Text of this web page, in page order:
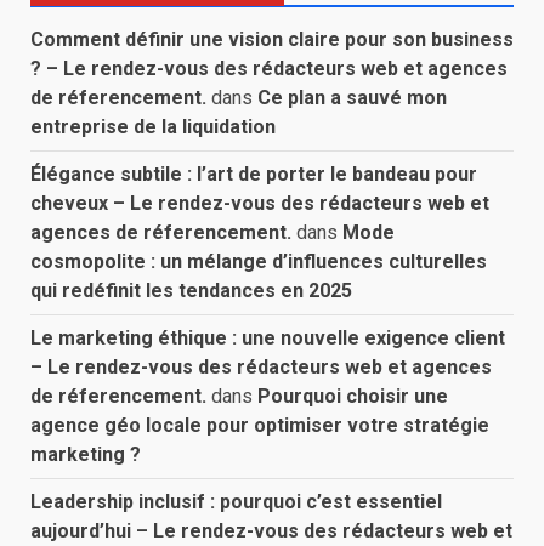
Comment définir une vision claire pour son business
? – Le rendez-vous des rédacteurs web et agences
de réferencement. dans Ce plan a sauvé mon
entreprise de la liquidation
Élégance subtile : l’art de porter le bandeau pour
cheveux – Le rendez-vous des rédacteurs web et
agences de réferencement. dans Mode
cosmopolite : un mélange d’influences culturelles
qui redéfinit les tendances en 2025
Le marketing éthique : une nouvelle exigence client
– Le rendez-vous des rédacteurs web et agences
de réferencement. dans Pourquoi choisir une
agence géo locale pour optimiser votre stratégie
marketing ?
Leadership inclusif : pourquoi c’est essentiel
aujourd’hui – Le rendez-vous des rédacteurs web et